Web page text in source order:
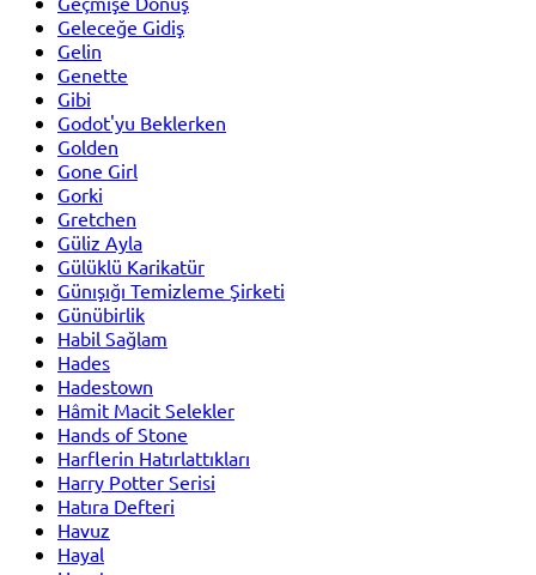
Geleceğe Gidiş
Gelin
Genette
Gibi
Godot'yu Beklerken
Golden
Gone Girl
Gorki
Gretchen
Güliz Ayla
Gülüklü Karikatür
Günışığı Temizleme Şirketi
Günübirlik
Habil Sağlam
Hades
Hadestown
Hâmit Macit Selekler
Hands of Stone
Harflerin Hatırlattıkları
Harry Potter Serisi
Hatıra Defteri
Havuz
Hayal